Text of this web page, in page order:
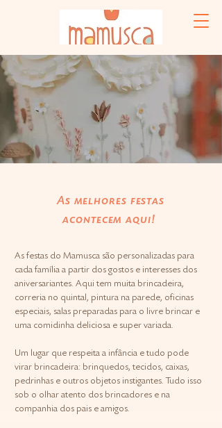
As melhores festas
acontecem aqui!
As festas do Mamusca são personalizadas para
cada família a partir dos gostos e interesses dos
aniversariantes. Aqui tem muita brincadeira,
correria no quintal, pintura na parede, oficinas
especiais, salas preparadas para o livre brincar e
uma comidinha deliciosa e super variada.
Um lugar que respeita a infância e tudo pode
virar brincadeira: brinquedos, tecidos, caixas,
pedrinhas e outros objetos instigantes. Tudo isso
sob o olhar atento dos brincadores e na
companhia dos pais e amigos.